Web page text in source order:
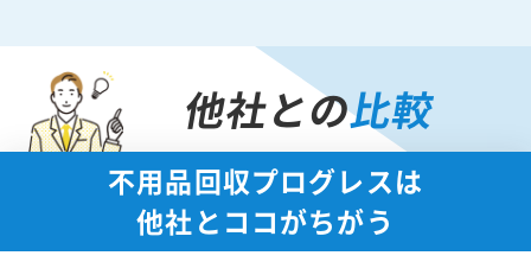
他社との比較
不用品回収プログレスは
他社とココがちがう